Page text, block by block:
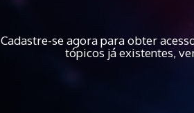
Cadastre-se agora para obter
tópicos já existentes,